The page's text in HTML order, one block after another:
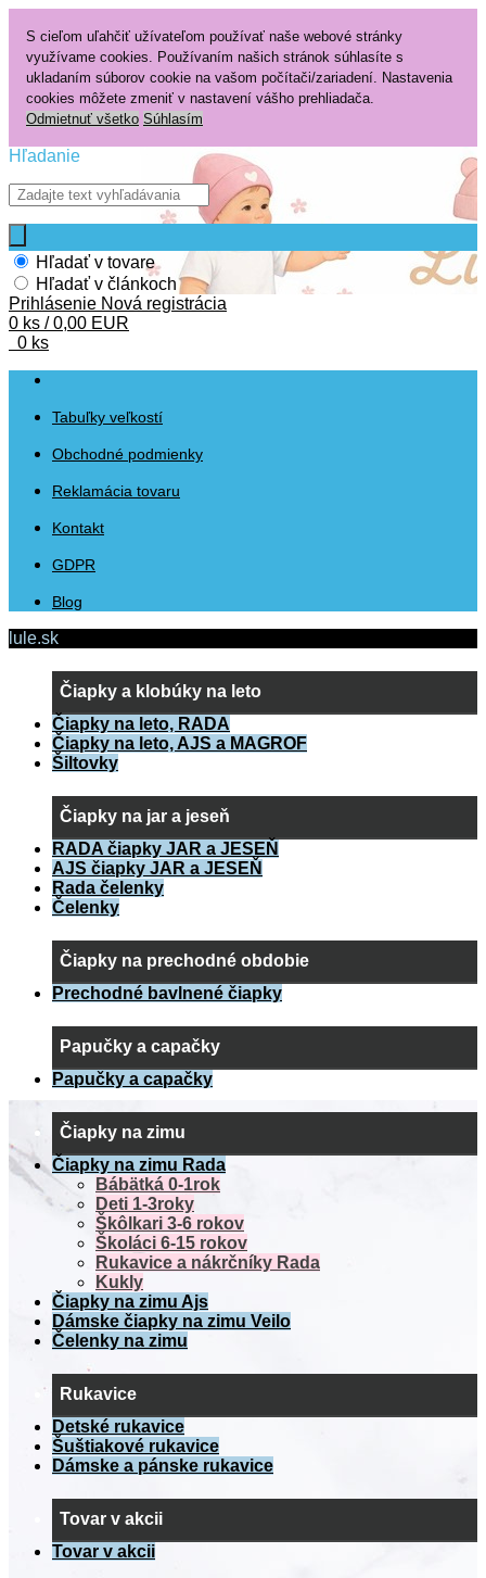
S cieľom uľahčiť užívateľom používať naše webové stránky
využívame cookies. Používaním našich stránok súhlasíte s
ukladaním súborov cookie na vašom počítači/zariadení. Nastavenia
cookies môžete zmeniť v nastavení vášho prehliadača.
Odmietnuť všetko Súhlasím
Hľadanie
Hľadať v tovare
Hľadať v článkoch
Prihlásenie Nová registrácia
0 ks / 0,00 EUR
0 ks
Tabuľky veľkostí
Obchodné podmienky
Reklamácia tovaru
Kontakt
GDPR
Blog
lule.sk
Čiapky a klobúky na leto
Čiapky na leto, RADA
Čiapky na leto, AJS a MAGROF
Šiltovky
Čiapky na jar a jeseň
RADA čiapky JAR a JESEŇ
AJS čiapky JAR a JESEŇ
Rada čelenky
Čelenky
Čiapky na prechodné obdobie
Prechodné bavlnené čiapky
Papučky a capačky
Papučky a capačky
Čiapky na zimu
Čiapky na zimu Rada
Bábätká 0-1rok
Deti 1-3roky
Škôlkari 3-6 rokov
Školáci 6-15 rokov
Rukavice a nákrčníky Rada
Kukly
Čiapky na zimu Ajs
Dámske čiapky na zimu Veilo
Čelenky na zimu
Rukavice
Detské rukavice
Šuštiakové rukavice
Dámske a pánske rukavice
Tovar v akcii
Tovar v akcii